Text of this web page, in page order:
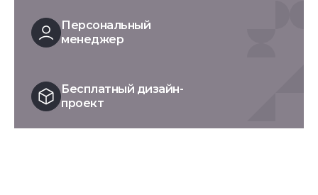
Персональный
менеджер
Бесплатный дизайн-
проект